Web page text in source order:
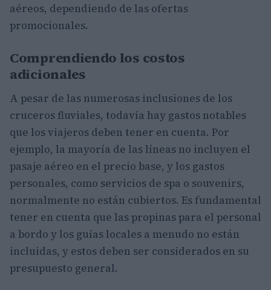
aéreos, dependiendo de las ofertas
promocionales.
Comprendiendo los costos
adicionales
A pesar de las numerosas inclusiones de los
cruceros fluviales, todavía hay gastos notables
que los viajeros deben tener en cuenta. Por
ejemplo, la mayoría de las líneas no incluyen el
pasaje aéreo en el precio base, y los gastos
personales, como servicios de spa o souvenirs,
normalmente no están cubiertos. Es fundamental
tener en cuenta que las propinas para el personal
a bordo y los guías locales a menudo no están
incluidas, y estos deben ser considerados en su
presupuesto general.